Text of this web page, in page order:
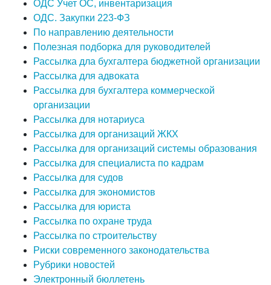
ОДС Учет ОС, инвентаризация
ОДС. Закупки 223-ФЗ
По направлению деятельности
Полезная подборка для руководителей
Рассылка дла бухгалтера бюджетной организации
Рассылка для адвоката
Рассылка для бухгалтера коммерческой
организации
Рассылка для нотариуса
Рассылка для организаций ЖКХ
Рассылка для организаций системы образования
Рассылка для специалиста по кадрам
Рассылка для судов
Рассылка для экономистов
Рассылка для юриста
Рассылка по охране труда
Рассылка по строительству
Риски современного законодательства
Рубрики новостей
Электронный бюллетень